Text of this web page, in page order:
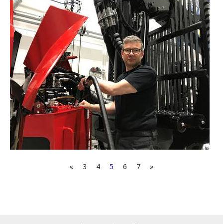
« 3 4 5 6 7 »